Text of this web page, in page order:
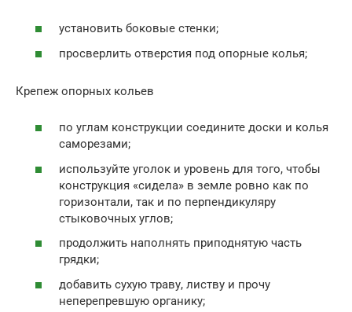
установить боковые стенки;
просверлить отверстия под опорные колья;
Крепеж опорных кольев
по углам конструкции соедините доски и колья
саморезами;
используйте уголок и уровень для того, чтобы
конструкция «сидела» в земле ровно как по
горизонтали, так и по перпендикуляру
стыковочных углов;
продолжить наполнять приподнятую часть
грядки;
добавить сухую траву, листву и прочу
неперепревшую органику;